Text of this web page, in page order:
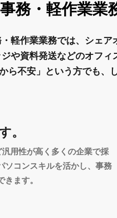
事務・軽作業業
軽作業業務では、シェア
や資料発送などのオフィ
ら不安」という方でも、
。
用性が高く多くの企業で採
ソコンスキルを活かし、事務
ます。